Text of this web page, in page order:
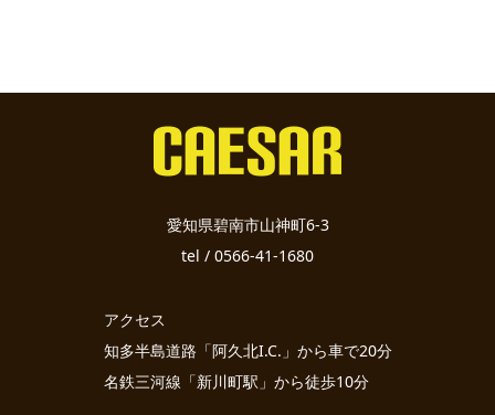
愛知県碧南市山神町6-3
tel / 0566-41-1680
アクセス
知多半島道路「阿久北I.C.」から車で20分
名鉄三河線「新川町駅」から徒歩10分